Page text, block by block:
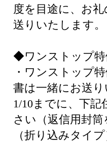
度を目途に、お
送りいたします。
◆ワンストップ特
・ワンストップ
書は一緒にお送り
1/10までに、下
さい（返信用封
（折り込みタイプ